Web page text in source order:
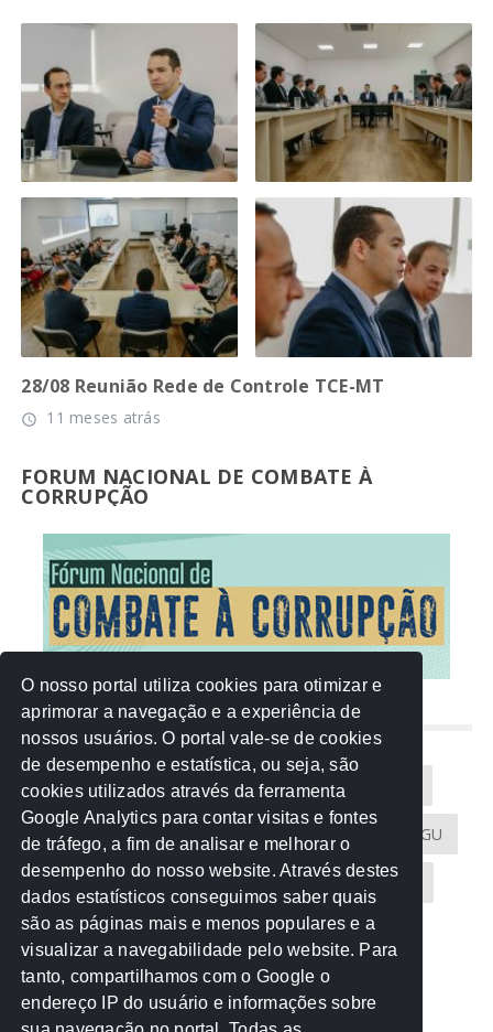
28/08 Reunião Rede de Controle TCE-MT
access_time 11 meses atrás
FORUM NACIONAL DE COMBATE À
CORRUPÇÃO
NUVEM DE TAGS
Acontece na Rede AGU AMM
Atricon Audicom CAU-MT CGU
CREA-MT Eventos MPC-MT MPE-MT
MPF Notícias PF PGE-MT PGR
Receita Federal Sem categoria
TCE-MT TCU TRE
O nosso portal utiliza cookies para otimizar e
aprimorar a navegação e a experiência de
nossos usuários. O portal vale-se de cookies
de desempenho e estatística, ou seja, são
cookies utilizados através da ferramenta
Google Analytics para contar visitas e fontes
de tráfego, a fim de analisar e melhorar o
desempenho do nosso website. Através destes
dados estatísticos conseguimos saber quais
são as páginas mais e menos populares e a
visualizar a navegabilidade pelo website. Para
tanto, compartilhamos com o Google o
endereço IP do usuário e informações sobre